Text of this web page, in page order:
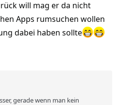
will mag er da nicht
Apps rumsuchen wollen
dabei haben sollte
gerade wenn man kein